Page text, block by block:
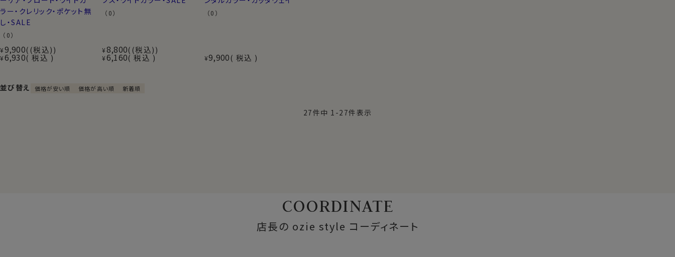
ラー・クレリック・ポケット無
し・SALE
（0）
¥9,900 (税込)
¥6,930 税込
（0）
¥8,800 (税込)
¥6,160 税込
（0）
¥9,900 税込
並び替え 価格が安い順 価格が高い順 新着順
27件中 1 -27件表示
COORDINATE
店長の ozie style コーディネート